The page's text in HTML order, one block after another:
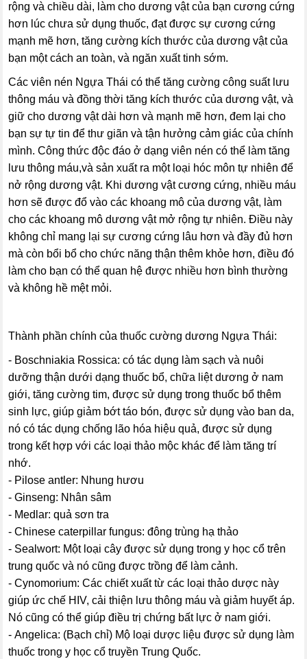
rộng và chiều dài, làm cho dương vật của bạn cương cứng
hơn lúc chưa sử dụng thuốc, đạt được sự cương cứng
mạnh mẽ hơn, tăng cường kích thước của dương vật của
bạn một cách an toàn, và ngăn xuất tinh sớm.
Các viên nén Ngựa Thái có thể tăng cường công suất lưu
thông máu và đồng thời tăng kích thước của dương vật, và
giữ cho dương vật dài hơn và mạnh mẽ hơn, đem lại cho
bạn sự tự tin để thư giãn và tận hưởng cảm giác của chính
mình. Công thức độc đáo ở dạng viên nén có thể làm tăng
lưu thông máu,và sản xuất ra một loại hóc môn tự nhiên để
nở rộng dương vật. Khi dương vật cương cứng, nhiều máu
hơn sẽ được đổ vào các khoang mô của dương vật, làm
cho các khoang mô dương vật mở rộng tự nhiên. Điều này
không chỉ mang lại sự cương cứng lâu hơn và đầy đủ hơn
mà còn bổi bổ cho chức năng thận thêm khỏe hơn, điều đó
làm cho bạn có thể quan hệ được nhiều hơn bình thường
và không hề mệt mỏi.
Thành phần chính của thuốc cường dương Ngựa Thái:
- Boschniakia Rossica: có tác dụng làm sạch và nuôi
dưỡng thận dưới dạng thuốc bổ, chữa liệt dương ở nam
giới, tăng cường tim, được sử dụng trong thuốc bổ thêm
sinh lực, giúp giảm bớt táo bón, được sử dụng vào ban da,
nó có tác dụng chống lão hóa hiệu quả, được sử dụng
trong kết hợp với các loại thảo mộc khác để làm tăng trí
nhớ.
- Pilose antler: Nhung hươu
- Ginseng: Nhân sâm
- Medlar: quả sơn tra
- Chinese caterpillar fungus: đông trùng hạ thảo
- Sealwort: Một loại cây được sử dụng trong y học cổ trên
trung quốc và nó cũng được trồng để làm cảnh.
- Cynomorium: Các chiết xuất từ các loại thảo dược này
giúp ức chế HIV, cải thiện lưu thông máu và giảm huyết áp.
Nó cũng có thể giúp điều trị chứng bất lực ở nam giới.
- Angelica: (Bạch chỉ) Mộ loại dược liệu được sử dụng làm
thuốc trong y học cổ truyền Trung Quốc.